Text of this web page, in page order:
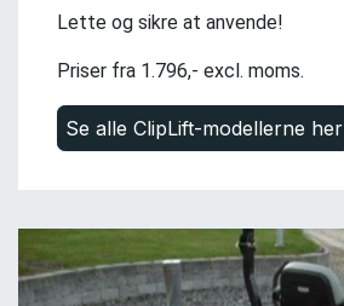
Lette og sikre at anvende!
Priser fra 1.796,- excl. moms.
Se alle ClipLift-modellerne her